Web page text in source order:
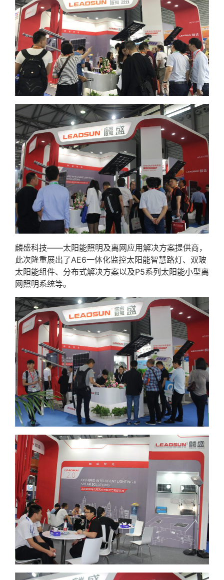
麟盛科技——太阳能照明及离网应用解决方案提供商，
此次隆重展出了AE6一体化监控太阳能智慧路灯、双玻
太阳能组件、分布式解决方案以及P5系列太阳能小型离
网照明系统等。